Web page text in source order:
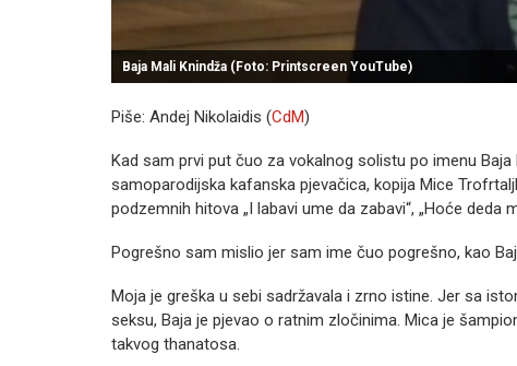
Baja Mali Knindža (Foto: Printscreen YouTube)
Piše: Andej Nikolaidis (CdM)
Kad sam prvi put čuo za vokalnog solistu po imenu
samoparodijska kafanska pjevačica, kopija Mice
podzemnih hitova „I labavi ume da zabavi“, „Hoće deda
Pogrešno sam mislio jer sam ime čuo pogrešno, kao
Moja je greška u sebi sadržavala i zrno istine. Jer sa
seksu, Baja je pjevao o ratnim zločinima. Mica je
takvog thanatosa.